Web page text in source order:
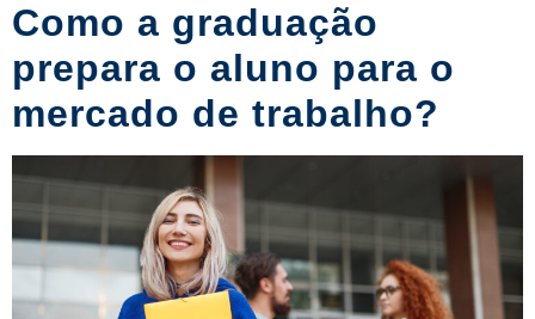
Como a graduação
prepara o aluno para o
mercado de trabalho?